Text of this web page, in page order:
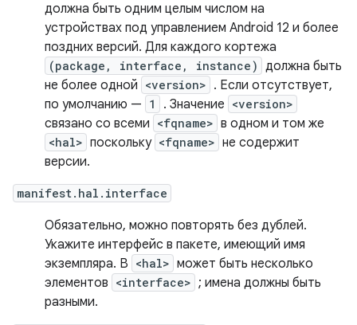
должна быть одним целым числом на
устройствах под управлением Android 12 и более
поздних версий. Для каждого кортежа
(package, interface, instance) должна быть
не более одной <version> . Если отсутствует,
по умолчанию — 1 . Значение <version>
связано со всеми <fqname> в одном и том же
<hal> поскольку <fqname> не содержит
версии.
manifest.hal.interface
Обязательно, можно повторять без дублей.
Укажите интерфейс в пакете, имеющий имя
экземпляра. В <hal> может быть несколько
элементов <interface> ; имена должны быть
разными.